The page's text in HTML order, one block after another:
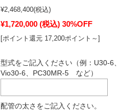
¥2,468,400(税込)
¥1,720,000 (税込) 30%OFF
[ポイント還元 17,200ポイント～]
型式をご記入ください（例：U30-6、
Vio30-6、PC30MR-5 など）
配管の太さをご記入ください。